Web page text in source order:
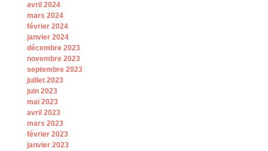
avril 2024
mars 2024
février 2024
janvier 2024
décembre 2023
novembre 2023
septembre 2023
juillet 2023
juin 2023
mai 2023
avril 2023
mars 2023
février 2023
janvier 2023